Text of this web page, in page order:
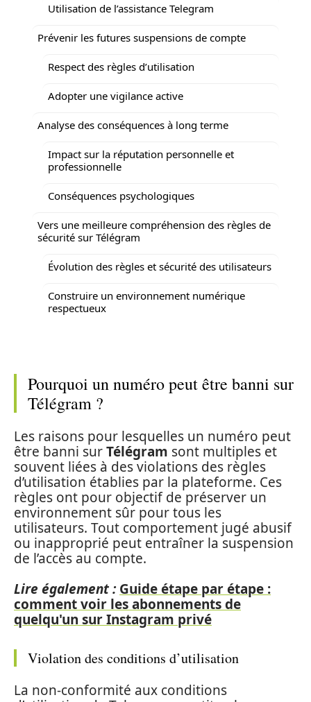
Utilisation de l’assistance Telegram
Prévenir les futures suspensions de compte
Respect des règles d’utilisation
Adopter une vigilance active
Analyse des conséquences à long terme
Impact sur la réputation personnelle et
professionnelle
Conséquences psychologiques
Vers une meilleure compréhension des règles de
sécurité sur Télégram
Évolution des règles et sécurité des utilisateurs
Construire un environnement numérique
respectueux
Pourquoi un numéro peut être banni sur
Télégram ?
Les raisons pour lesquelles un numéro peut
être banni surTélégram sont multiples et
souvent liées à des violations des règles
d’utilisation établies par la plateforme. Ces
règles ont pour objectif de préserver un
environnement sûr pour tous les
utilisateurs. Tout comportement jugé abusif
ou inapproprié peut entraîner la suspension
de l’accès au compte.
Lire également : Guide étape par étape :
comment voir les abonnements de
quelqu'un sur Instagram privé
Violation des conditions d’utilisation
La non-conformité aux conditions